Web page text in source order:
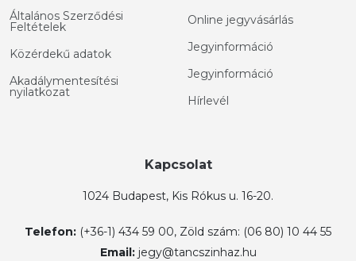
Általános Szerződési
Feltételek
Közérdekű adatok
Akadálymentesítési
nyilatkozat
Online jegyvásárlás
Jegyinformáció
Jegyinformáció
Hírlevél
Kapcsolat
1024 Budapest, Kis Rókus u. 16-20.
Telefon: (+36-1) 434 59 00, Zöld szám: (06 80) 10 44 55
Email: jegy@tancszinhaz.hu